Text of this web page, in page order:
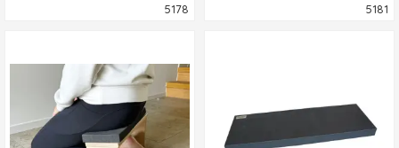
5178 5181